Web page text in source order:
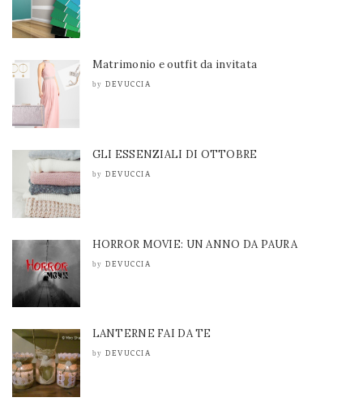
Matrimonio e outfit da invitata
by DEVUCCIA
GLI ESSENZIALI DI OTTOBRE
by DEVUCCIA
HORROR MOVIE: UN ANNO DA PAURA
by DEVUCCIA
LANTERNE FAI DA TE
by DEVUCCIA